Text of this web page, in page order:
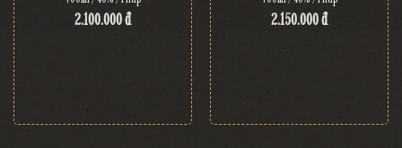
2.100.000 đ 2.150.000 đ